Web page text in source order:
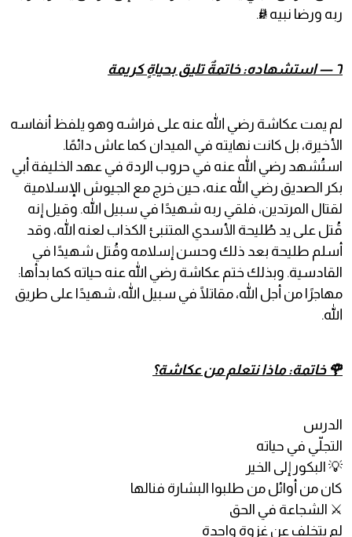
ربه ورضا نبيه ﷺ.
٦ — استشهاده: خاتمةٌ تليق بحياةٍ كريمة
لم يمت عكاشة رضي الله عنه على فراشه وهو يلفظ أنفاسه
الأخيرة، بل كانت نهايته في الميدان كما عاش دائمًا.
استُشهد رضي الله عنه في حروب الردة في عهد الخليفة أبي
بكر الصديق رضي الله عنه، حين خرج مع الجيوش الإسلامية
لقتال المرتدين، فلقي ربه شهيدًا في سبيل الله. وقيل إنه
قُتل على يد طُليحة الأسدي المتنبئ الكذاب لعنه الله، وقد
أسلم طليحة بعد ذلك وحسن إسلامه وقُتل شهيدًا في
القادسية. وبذلك ختم عكاشة رضي الله عنه حياته كما بدأها:
مهاجرًا من أجل الله، مقاتلًا في سبيل الله، شهيدًا على طريق
الله.
🌹 خاتمة: ماذا نتعلم من عكاشة؟
الدرس
التجلّي في حياته
💡 البكور إلى الخير
كان من أوائل من طلبوا البشارة فنالها
⚔️ الشجاعة في الحق
لم يتخلف عن غزوة واحدة